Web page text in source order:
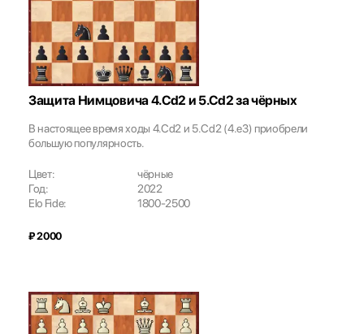
Защита Нимцовича 4.Cd2 и 5.Cd2 за чёрных
В настоящее время ходы 4.Сd2 и 5.Cd2 (4.e3) приобрели
большую популярность.
Цвет:
чёрные
Год:
2022
Elo Fide:
1800-2500
₽ 2000